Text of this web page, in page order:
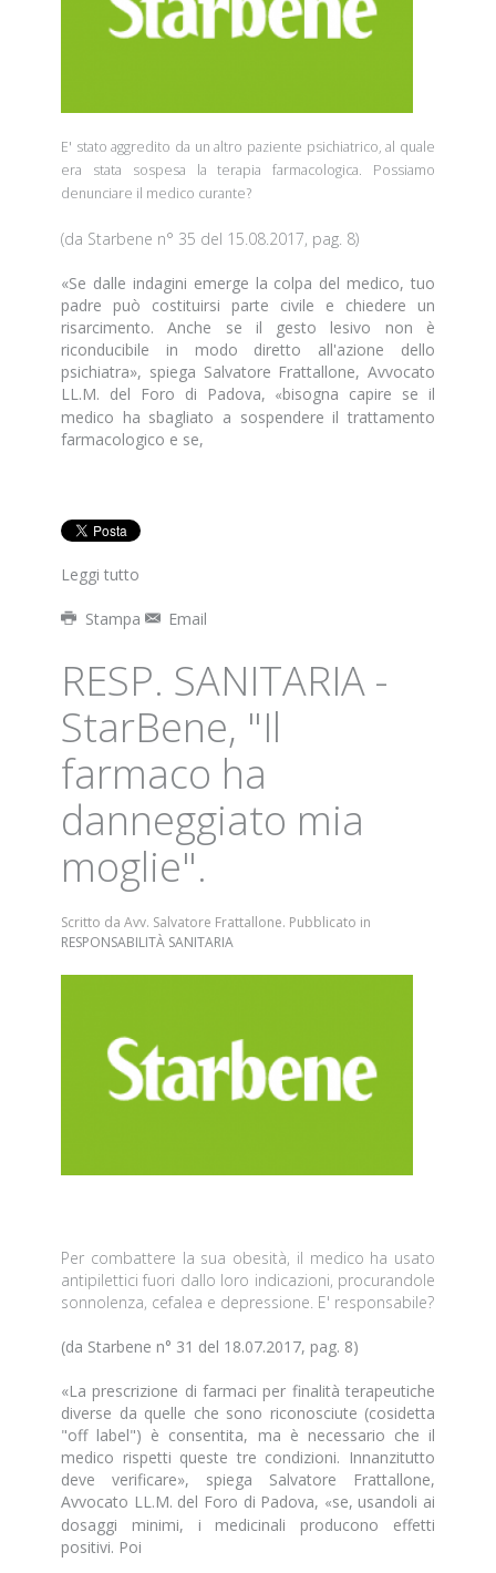
E' stato aggredito da un altro paziente psichiatrico, al quale
era stata sospesa la terapia farmacologica. Possiamo
denunciare il medico curante?
(da Starbene n° 35 del 15.08.2017, pag. 8)
«Se dalle indagini emerge la colpa del medico, tuo
padre può costituirsi parte civile e chiedere un
risarcimento. Anche se il gesto lesivo non è
riconducibile in modo diretto all'azione dello
psichiatra», spiega Salvatore Frattallone, Avvocato
LL.M. del Foro di Padova, «bisogna capire se il
medico ha sbagliato a sospendere il trattamento
farmacologico e se,
Leggi tutto
Stampa Email
RESP. SANITARIA -
StarBene, "Il
farmaco ha
danneggiato mia
moglie".
Scritto da Avv. Salvatore Frattallone. Pubblicato in
RESPONSABILITÀ SANITARIA
Per combattere la sua obesità, il medico ha usato
antipilettici fuori dallo loro indicazioni, procurandole
sonnolenza, cefalea e depressione. E' responsabile?
(da Starbene n° 31 del 18.07.2017, pag. 8)
«La prescrizione di farmaci per finalità terapeutiche
diverse da quelle che sono riconosciute (cosidetta
"off label") è consentita, ma è necessario che il
medico rispetti queste tre condizioni. Innanzitutto
deve verificare», spiega Salvatore Frattallone,
Avvocato LL.M. del Foro di Padova, «se, usandoli ai
dosaggi minimi, i medicinali producono effetti
positivi. Poi